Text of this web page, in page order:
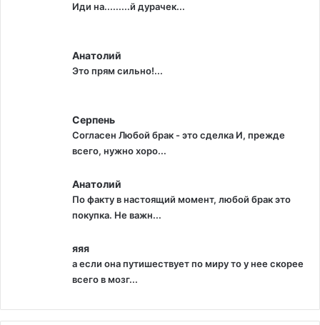
Иди на.........й дурачек...
Анатолий
Это прям сильно!...
Серпень
Согласен Любой брак - это сделка И, прежде
всего, нужно хоро...
Анатолий
По факту в настоящий момент, любой брак это
покупка. Не важн...
яяя
а если она путишествует по миру то у нее скорее
всего в мозг...